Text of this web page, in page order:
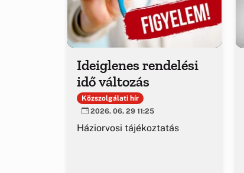
Ideiglenes rendelési
idő változás
Közszolgálati hír
2026. 06. 29 11:25
Háziorvosi tájékoztatás